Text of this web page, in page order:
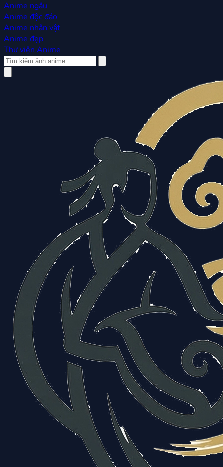
Anime ngầu
Anime độc đáo
Anime nhân vật
Anime đẹp
Thư viện Anime